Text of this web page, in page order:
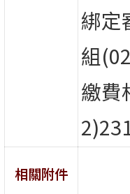
綁定
組
繳費
相關附件